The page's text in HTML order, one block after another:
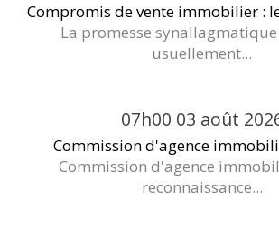
Compromis de vente immobilier :
La promesse synallagmatique
usuellement...
07h00 03 août
Commission d'agence
Commission d'agence
reconnaissance...